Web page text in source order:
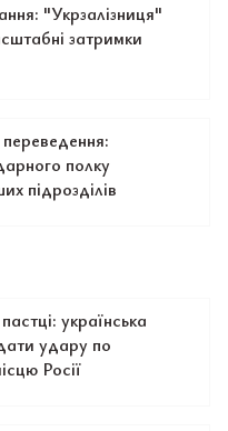
"Укрзалізниця"
затримки
полку
підрозділів
українська
удару по
Росії